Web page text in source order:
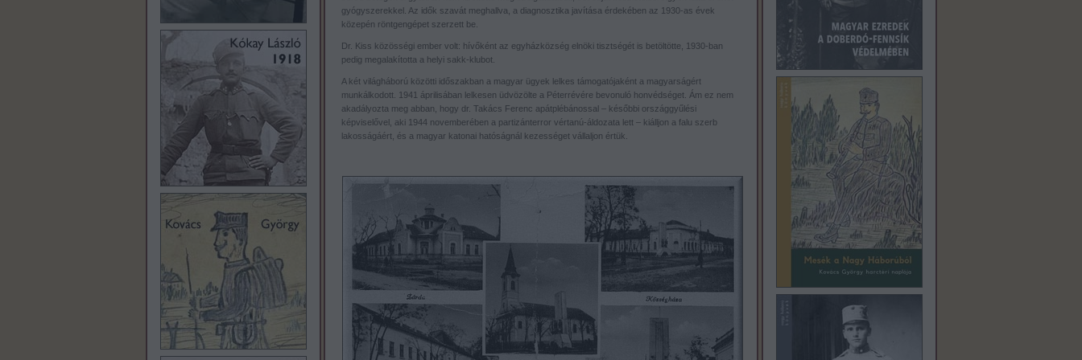
gyógyszerekkel. Az idők szavát meghallva, a diagnosztika javítása érdekében az 1930-as évek
közepén röntgengépet szerzett be.
Dr. Kiss közösségi ember volt: hívőként az egyházközség elnöki tisztségét is betöltötte, 1930-ban
pedig megalakította a helyi sakk-klubot.
A két világháború közötti időszakban a magyar ügyek lelkes támogatójaként a magyarságért
munkálkodott. 1941 áprilisában lelkesen üdvözölte a Péterrévére bevonuló honvédséget. Ám ez nem
akadályozta meg abban, hogy dr. Takács Ferenc apátplébánossal – későbbi országgyűlési
képviselővel, aki 1944 novemberében a partizánterror vértanú-áldozata lett – kiálljon a falu szerb
lakosságáért, és a magyar katonai hatóságnál kezességet vállaljon értük.